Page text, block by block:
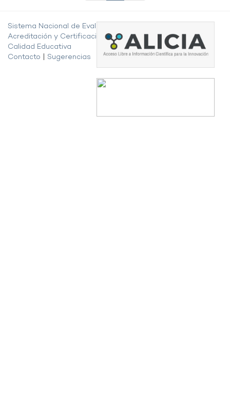
Sistema Nacional de Evaluación,
Acreditación y Certificación de la
Calidad Educativa
Contacto
Sugerencias